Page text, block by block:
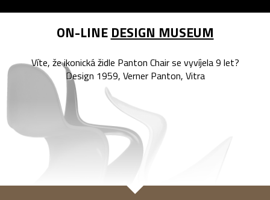
ON-LINE DESIGN MUSEUM
Víte, že ikonická židle Panton Chair se vyvíjela 9 let?
Design 1959, Verner Panton, Vitra